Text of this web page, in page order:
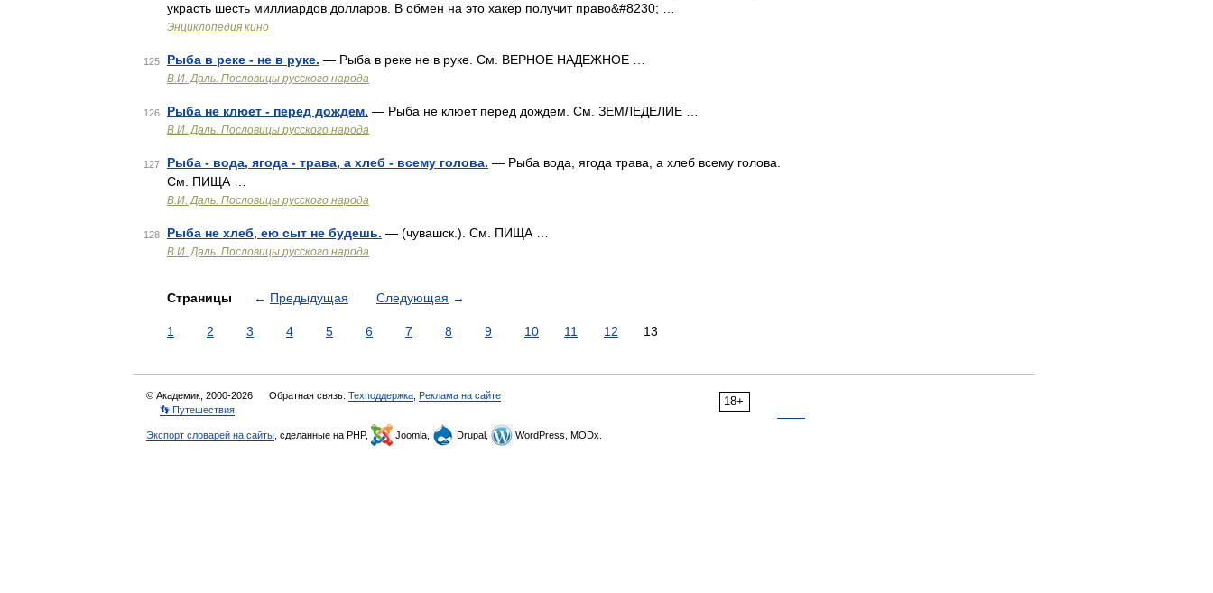
украсть шесть миллиардов долларов. В обмен на это хакер получит право&#8230; …
Энциклопедия кино
125 Рыба в реке - не в руке. — Рыба в реке не в руке. См. ВЕРНОЕ НАДЕЖНОЕ …
В.И. Даль. Пословицы русского народа
126 Рыба не клюет - перед дождем. — Рыба не клюет перед дождем. См. ЗЕМЛЕДЕЛИЕ …
В.И. Даль. Пословицы русского народа
127 Рыба - вода, ягода - трава, а хлеб - всему голова. — Рыба вода, ягода трава, а хлеб всему голова.
См. ПИЩА …
В.И. Даль. Пословицы русского народа
128 Рыба не хлеб, ею сыт не будешь. — (чувашск.). См. ПИЩА …
В.И. Даль. Пословицы русского народа
Страницы ← Предыдущая Следующая →
1 2 3 4 5 6 7 8 9 10 11 12 13
18+
© Академик, 2000-2026 Обратная связь: Техподдержка Реклама на сайте
👣 Путешествия
Экспорт словарей на сайты , сделанные на PHP, Joomla, Drupal, WordPress, MODx.